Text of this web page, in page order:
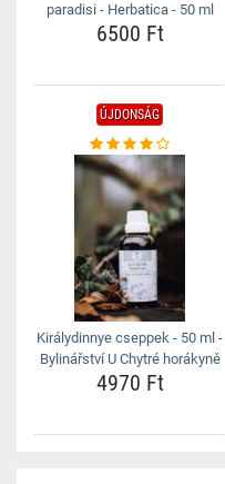
paradisi - Herbatica - 50 ml
6500 Ft
ÚJDONSÁG
Királydinnye cseppek - 50 ml -
Bylinářství U Chytré horákyně
4970 Ft